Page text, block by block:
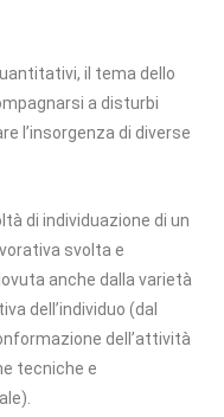
il tema dello
a disturbi
l’insorgenza di diverse
di individuazione di un
svolta e
anche dalla varietà
dell’individuo (dal
dell’attività
tecniche e